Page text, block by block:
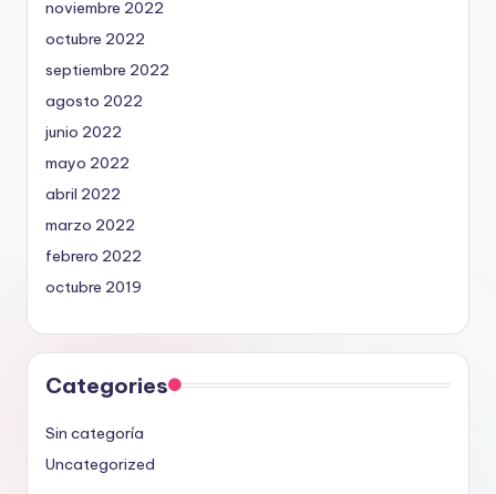
noviembre 2022
octubre 2022
septiembre 2022
agosto 2022
junio 2022
mayo 2022
abril 2022
marzo 2022
febrero 2022
octubre 2019
Categories
Sin categoría
Uncategorized